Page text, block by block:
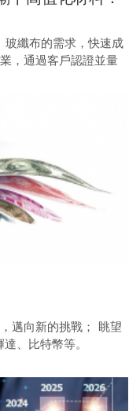
玻纖布的需求，快速成
，通過客戶認證並量
邁向新的挑戰； 眺望
、比特幣等。